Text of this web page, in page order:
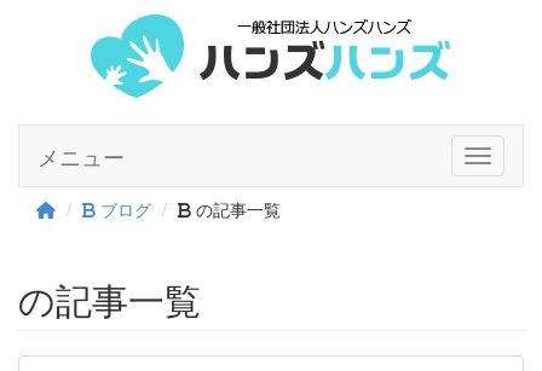
Toggle
メニュー
ブログ の記事一覧
の記事一覧